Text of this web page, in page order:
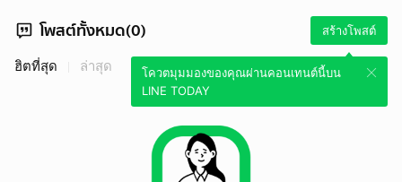
โพสต์ทั้งหมด(0) สร้างโพสต์
โควตมุมมองของคุณผ่านคอนเทนต์นี้บน
LINE TODAY
ฮิตที่สุด ล่าสุด